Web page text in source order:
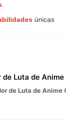
únicas
de Luta de
de Luta de Anime